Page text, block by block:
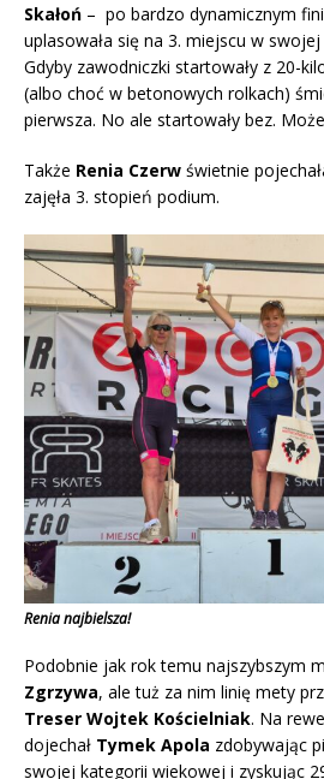
Skałoń – po bardzo dynamicznym
uplasowała się na 3. miejscu w
Gdyby zawodniczki startowały z 20-
(albo choć w betonowych rolkach)
pierwsza. No ale startowały bez.
Także Renia Czerw świetnie
zajęła 3. stopień podium.
Renia najbielsza!
Podobnie jak rok temu najszybszym
Zgrzywa, ale tuż za nim linię mety
Treser Wojtek Kościelniak. Na
dojechał Tymek Apola zdobywając
swojej kategorii wiekowej i zyskując